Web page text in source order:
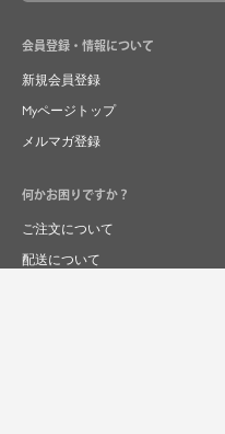
会員登録・情報について
新規会員登録
Myページトップ
メルマガ登録
何かお困りですか？
ご注文について
配送について